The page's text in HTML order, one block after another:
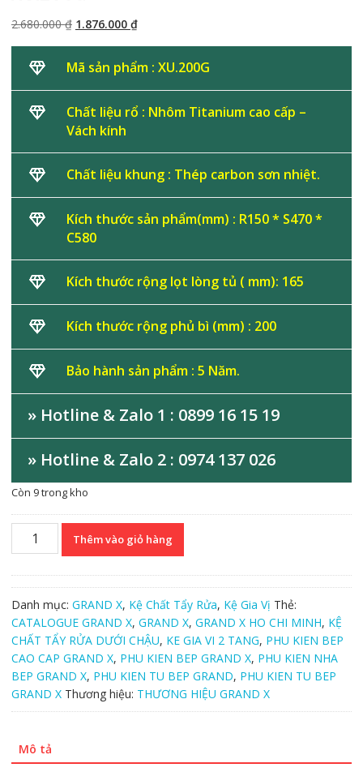
2.680.000₫ Giá
2.680.000 ₫.
1.876.000 ₫Giá
tại
là:
1.876.000 ₫.
Mã sản phẩm : XU.200G
Chất liệu rổ : Nhôm Titanium cao cấp –
Vách kính
Chất liệu khung : Thép carbon sơn nhiệt.
Kích thước sản phẩm(mm) : R150 * S470 *
C580
Kích thước rộng lọt lòng tủ ( mm): 165
Kích thước rộng phủ bì (mm) : 200
Bảo hành sản phẩm : 5 Năm.
» Hotline & Zalo 1 : 0899 16 15 19
» Hotline & Zalo 2 : 0974 137 026
Còn 9 trong kho
rửa
dưới
chậu
rửa
Grand
X
-
XU.200G
lượng
Thêm vào giỏ hàng
Danh mục: GRAND X, Kệ Chất Tẩy Rửa, Kệ Gia Vị Thẻ:
CATALOGUE GRAND X, GRAND X, GRAND X HO CHI MINH, KỆ
CHẤT TẨY RỬA DƯỚI CHẬU, KE GIA VI 2 TANG, PHU KIEN BEP
CAO CAP GRAND X, PHU KIEN BEP GRAND X, PHU KIEN NHA
BEP GRAND X, PHU KIEN TU BEP GRAND, PHU KIEN TU BEP
GRAND X Thương hiệu: THƯƠNG HIỆU GRAND X
Mô tả